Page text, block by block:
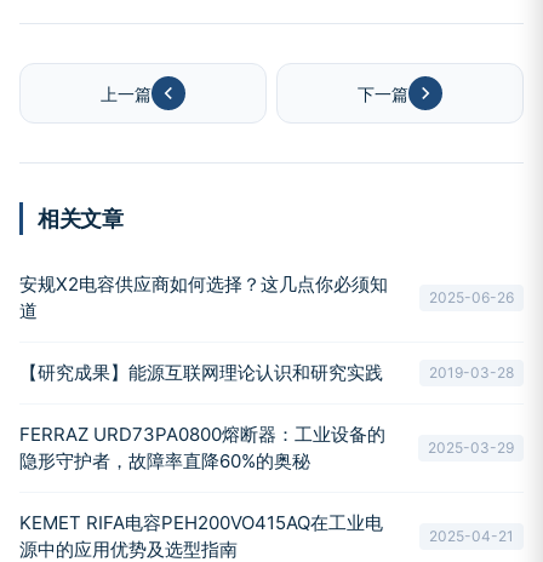
上一篇 下一篇
相关文章
安规X2电容供应商如何选择？这几点你必须知
道
2025-06-26
【研究成果】能源互联网理论认识和研究实践 2019-03-28
FERRAZ URD73PA0800熔断器：工业设备的
隐形守护者，故障率直降60%的奥秘
2025-03-29
KEMET RIFA电容PEH200VO415AQ在工业电
源中的应用优势及选型指南
2025-04-21